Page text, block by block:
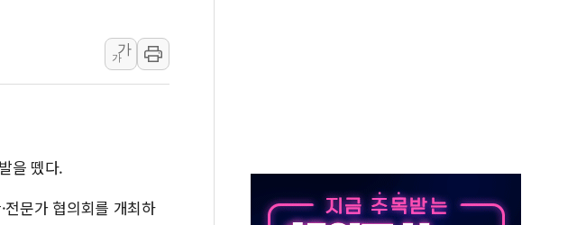
美, 이란전 출구전략 만지작…공습 한계·탄약 부족 현실화
강릉·동해·삼척 시간당 최대 50㎜ 폭우…강원 동해안 강한 비 이어져
李대통령 "결혼 때문에 손해 보는 일 없게"…'결혼 페널티' 22개 과제 손본다
추미애, '위안부' 피해자 기림의 날 참석..."국제적 시민 연대로 목소리 내야"
가
가
을 뗐다.
문가 협의회를 개최하